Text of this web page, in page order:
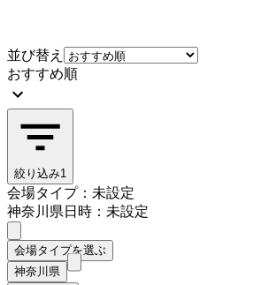
並び替え
おすすめ順
絞り込み1
会場タイプ：未設定
神奈川県日時：未設定
会場タイプを選ぶ
神奈川県